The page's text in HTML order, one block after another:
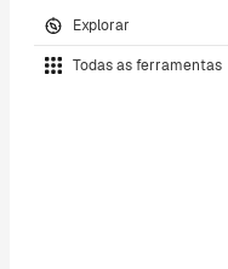
Explorar
Todas as ferramentas